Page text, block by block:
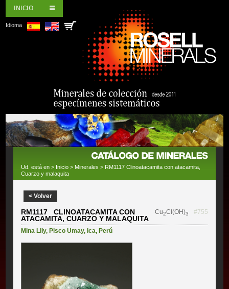
INICIO
Idioma
Ud. está en > Inicio > Minerales > RM1117 Clinoatacamita con atacamita,
Cuarzo y malaquita
< Volver
RM1117 CLINOATACAMITA CON
ATACAMITA, CUARZO Y MALAQUITA
Cu2Cl(OH)3 #755
Mina Lily,Pisco Umay,Ica,Perú